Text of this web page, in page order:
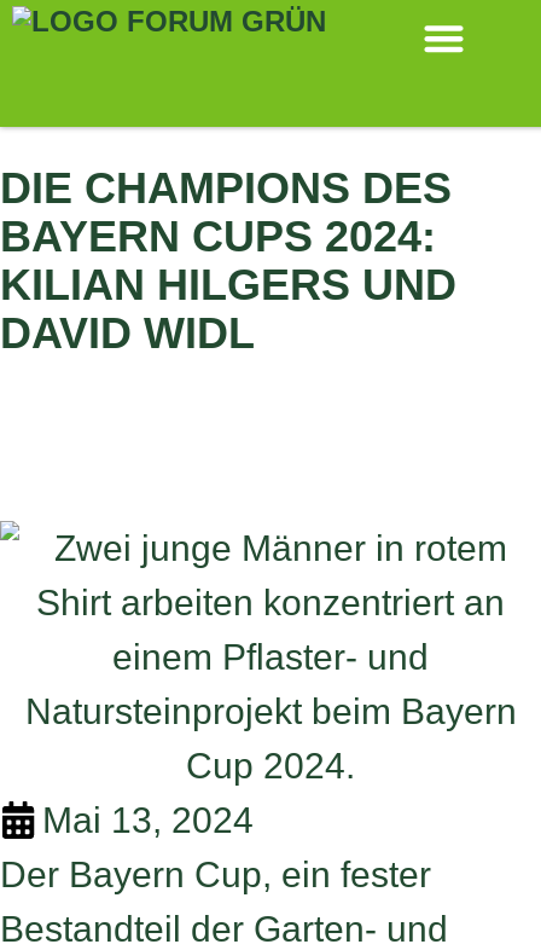
DIE CHAMPIONS DES
BAYERN CUPS 2024:
KILIAN HILGERS UND
DAVID WIDL
Mai 13, 2024
Der Bayern Cup, ein fester
Bestandteil der Garten- und